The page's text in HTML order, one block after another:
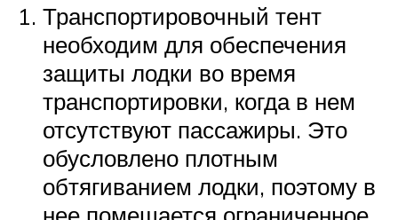
Транспортировочный тент
необходим для обеспечения
защиты лодки во время
транспортировки, когда в нем
отсутствуют пассажиры. Это
обусловлено плотным
обтягиванием лодки, поэтому в